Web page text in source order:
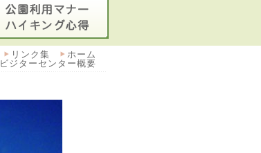
ホーム
リンク集
ビジターセンター概要